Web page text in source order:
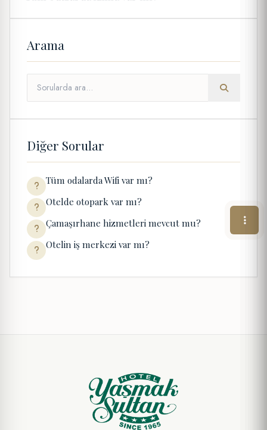
Arama
Diğer Sorular
Tüm odalarda Wifi var mı?
Otelde otopark var mı?
Çamaşırhane hizmetleri mevcut mu?
Otelin iş merkezi var mı?